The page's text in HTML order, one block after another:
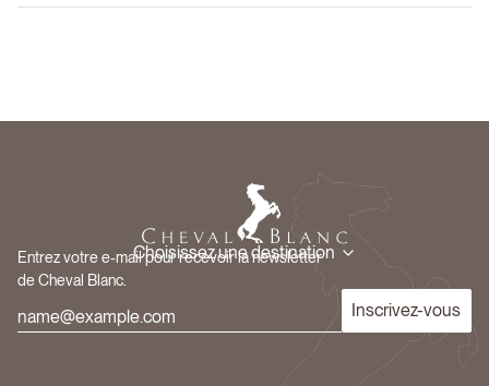
Choisissez une destination
Entrez votre e-mail pour recevoir la newsletter
de Cheval Blanc.
Inscrivez-vous